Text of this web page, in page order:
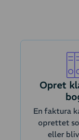
Opret
En faktura
oprettet
eller